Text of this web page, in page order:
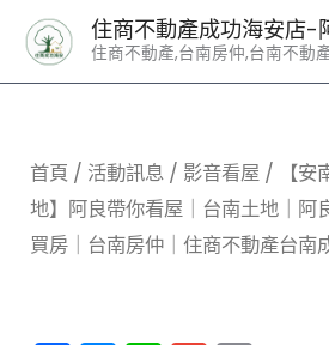
住商不動產成功海安店-
住商不動產,台南房仲,台南不動
首頁 / 活動訊息 / 影音看屋 / 【安
地】阿良帶你看屋｜台南土地｜阿
買房｜台南房仲｜住商不動產台南